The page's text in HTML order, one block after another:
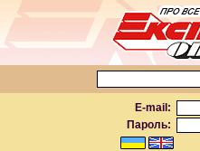
E-mail:
Пароль: